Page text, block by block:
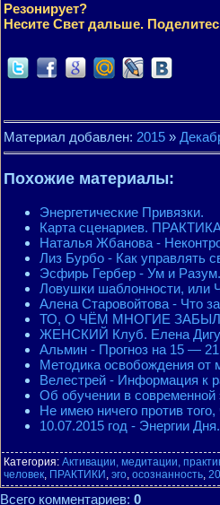
Резонирует?
Несите Свет дальше.
Материал добавлен: 2015 »
Похожие материалы:
Энергетические Привязки.
Карта сценариев.
Наталья Жбанова -
Лиз Бурбо - Как управлять
Эсфирь Гербер - Ум и
Ловушки шаблонности, или
Алена Старовойтова - Что
ТО, О ЧЁМ МНОГИЕ
ЖЕНСКИЙ Клуб. Елена
Альмин - Прогноз на 15 —
Методика освобождения от
Велестрей - Информация к
Об обучении в современной
Не имею ничего против
10.07.2015 год - Энергии Дня.
Категория: Активации, медитации,
человек, ПРАКТИКИ , эго, осознанность,
Всего комментариев: 0